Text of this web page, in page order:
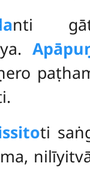
nti
ti